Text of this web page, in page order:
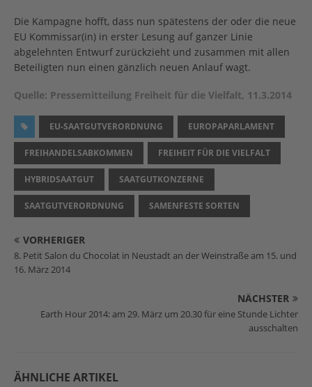
Die Kampagne hofft, dass nun spätestens der oder die neue
EU Kommissar(in) in erster Lesung auf ganzer Linie
abgelehnten Entwurf zurückzieht und zusammen mit allen
Beteiligten nun einen gänzlich neuen Anlauf wagt.
Quelle: Pressemitteilung Freiheit für die Vielfalt, 11.3.2014
EU-SAATGUTVERORDNUNG EUROPAPARLAMENT
FREIHANDELSABKOMMEN FREIHEIT FÜR DIE VIELFALT
HYBRIDSAATGUT SAATGUTKONZERNE
SAATGUTVERORDNUNG SAMENFESTE SORTEN
VORHERIGER
8. Petit Salon du Chocolat in Neustadt an der Weinstraße am 15. und
16. März 2014
NÄCHSTER
Earth Hour 2014: am 29. März um 20.30 für eine Stunde Lichter
ausschalten
ÄHNLICHE ARTIKEL